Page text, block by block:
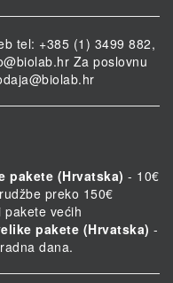
tel: +385 (1) 3499 882,
Za poslovnu
pakete (Hrvatska) - 10€
preko 150€
većih
pakete (Hrvatska) -
dana.